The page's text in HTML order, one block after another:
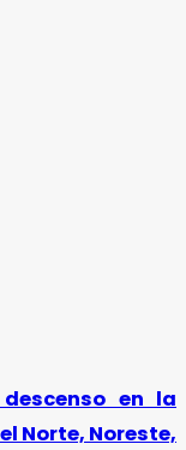
en la
Norte, Noreste,